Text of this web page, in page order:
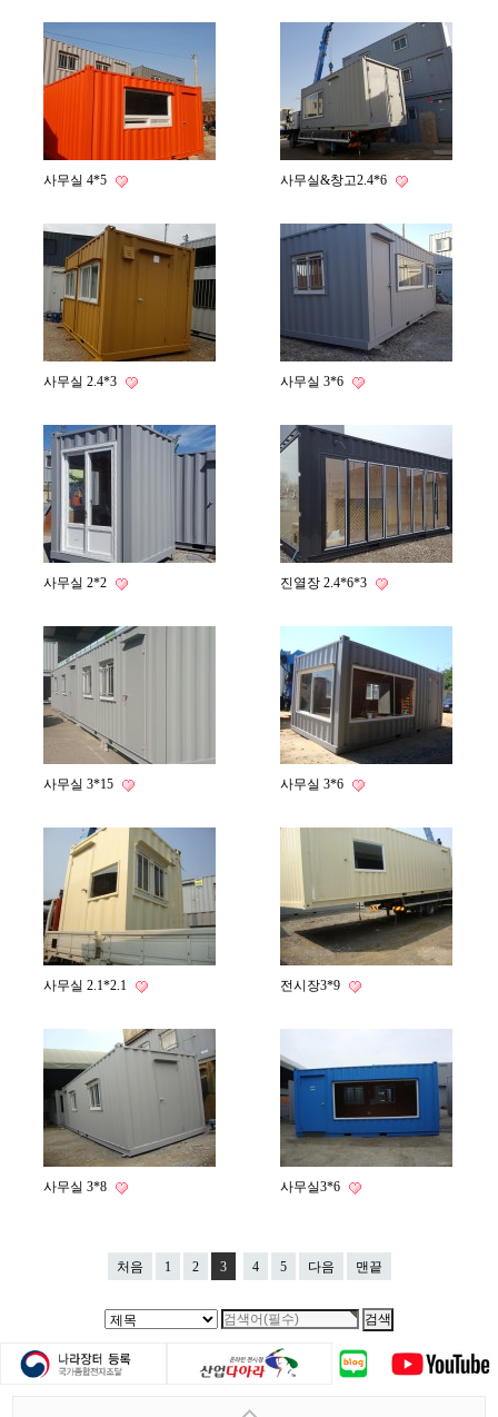
사무실 4*5 사무실&창고2.4*6
사무실 2.4*3 사무실 3*6
사무실 2*2 진열장 2.4*6*3
사무실 3*15 사무실 3*6
사무실 2.1*2.1 전시장3*9
사무실 3*8 사무실3*6
처음 1 2 3 4 5 다음 맨끝